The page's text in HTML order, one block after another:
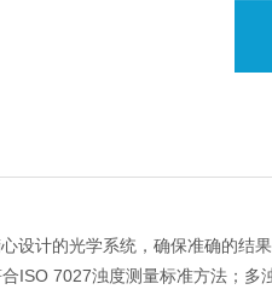
设计的光学系统，确保准确的结
ISO 7027浊度测量标准方法；多